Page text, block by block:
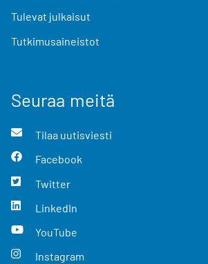
Tulevat julkaisut
Tutkimusaineistot
Seuraa meitä
Tilaa uutisviesti
Facebook
Twitter
LinkedIn
YouTube
Instagram